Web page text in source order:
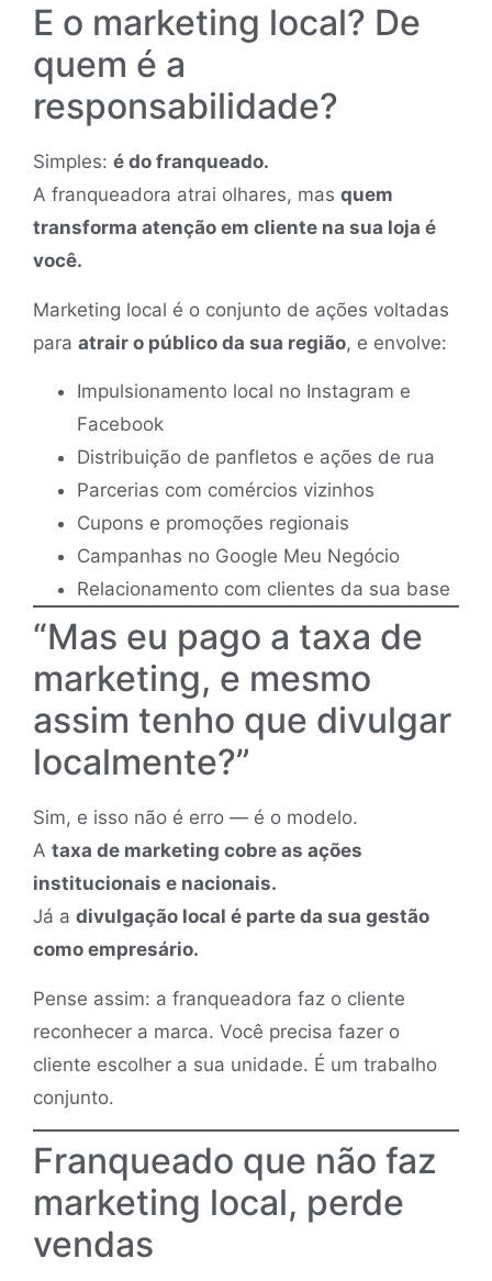
E o marketing local? De
quem é a
responsabilidade?
Simples: é do franqueado.
A franqueadora atrai olhares, mas quem
transforma atenção em cliente na sua loja é
você.
Marketing local é o conjunto de ações voltadas
para atrair o público da sua região, e envolve:
Impulsionamento local no Instagram e
Facebook
Distribuição de panfletos e ações de rua
Parcerias com comércios vizinhos
Cupons e promoções regionais
Campanhas no Google Meu Negócio
Relacionamento com clientes da sua base
“Mas eu pago a taxa de
marketing, e mesmo
assim tenho que divulgar
localmente?”
Sim, e isso não é erro — é o modelo.
A taxa de marketing cobre as ações
institucionais e nacionais.
Já a divulgação local é parte da sua gestão
como empresário.
Pense assim: a franqueadora faz o cliente
reconhecer a marca. Você precisa fazer o
cliente escolher a sua unidade. É um trabalho
conjunto.
Franqueado que não faz
marketing local, perde
vendas